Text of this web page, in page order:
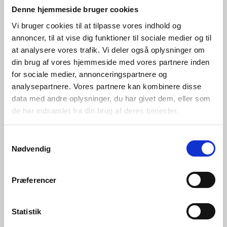
Denne hjemmeside bruger cookies
Vi bruger cookies til at tilpasse vores indhold og
annoncer, til at vise dig funktioner til sociale medier og til
at analysere vores trafik. Vi deler også oplysninger om
din brug af vores hjemmeside med vores partnere inden
for sociale medier, annonceringspartnere og
analysepartnere. Vores partnere kan kombinere disse
data med andre oplysninger, du har givet dem, eller som
de har indsamlet fra din brug af deres tjenester.
Nødvendig
Præferencer
Statistik
fejldetektion
designfejl ved at identificere fejlene tidligt. Et AI
fejldetektion kan blive endnu stærkere med AI-
teknologi.